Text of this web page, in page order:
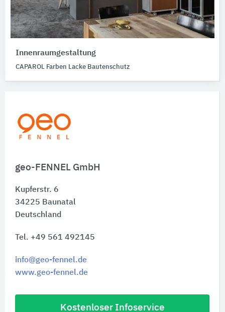
geo-FENNEL GmbH
Kupferstr. 6
34225 Baunatal
Deutschland
Tel. +49 561 492145
info@geo-fennel.de
www.geo-fennel.de
Kostenloser Infoservice
Innenraumgestaltung
CAPAROL Farben Lacke Bautenschutz